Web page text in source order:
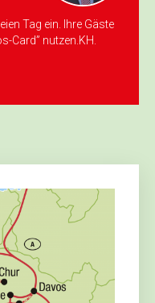
Tag ein. Ihre Gäste
Card” nutzen.KH.